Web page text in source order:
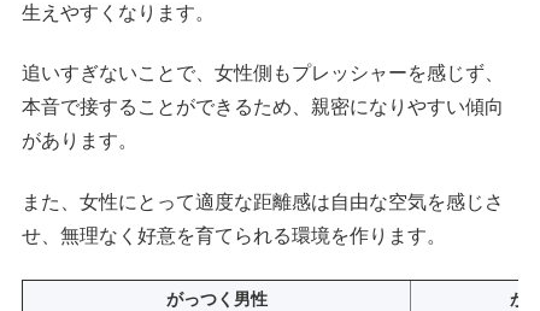
生えやすくなります。
追いすぎないことで、女性側もプレッシャーを感じず、
本音で接することができるため、親密になりやすい傾向
があります。
また、女性にとって適度な距離感は自由な空気を感じさ
せ、無理なく好意を育てられる環境を作ります。
がっつく男性 が